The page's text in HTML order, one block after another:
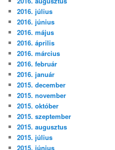
2016. július
2016. június
2016. május
2016. április
2016. március
2016. február
2016. január
2015. december
2015. november
2015. október
2015. szeptember
2015. augusztus
2015. július
2015. június